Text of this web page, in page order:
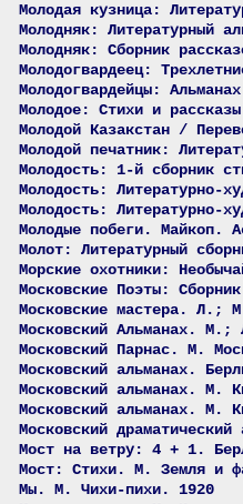
Молодая кузница:
Молодняк: Литературный
Молодняк: Сборник
Молодогвардеец:
Молодогвардейцы:
Молодое: Стихи и
Молодой Казакстан /
Молодой печатник:
Молодость: 1-й сборник
Молодость: Литературно-
Молодость: Литературно-
Молодые побеги. Майкоп.
Молот: Литературный
Морские охотники:
Московские Поэты:
Московские мастера.
Московский Альманах.
Московский Парнас. М.
Московский альманах.
Московский альманах. М.
Московский альманах. М.
Московский
Мост на ветру: 4 + 1.
Мост: Стихи. М. Земля и
Мы. М. Чихи-пихи. 1920